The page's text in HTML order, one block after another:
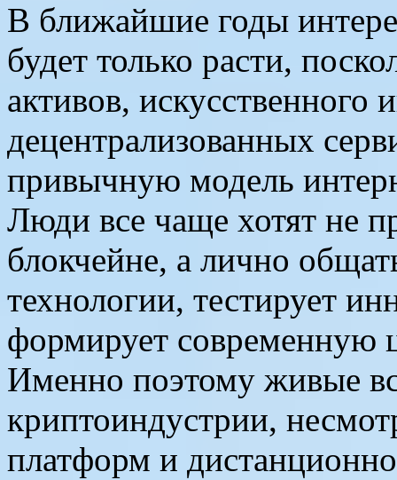
В ближайшие годы
будет только расти,
активов, искусственного
децентрализованных
привычную модель
Люди все чаще хотят не
блокчейне, а лично
технологии, тестирует
формирует современную
Именно поэтому живые
криптоиндустрии,
платформ и